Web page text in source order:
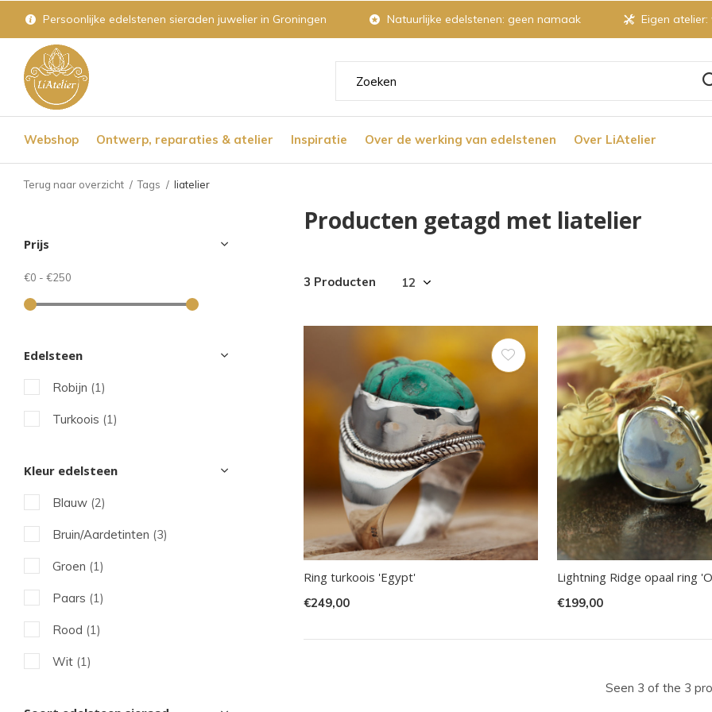
Webshop Ontwerp, reparaties & atelier Inspiratie Over de werking van edelstenen Over LiAtelier
Persoonlijke edelstenen sieraden juwelier in Groningen Natuurlijke edelstenen: geen namaak Eigen
de
neer
selecteren.
Druk
op
Enter
om
naar
het
geselecteerde
zoekresultaat
te
gaan.
u
Terug naar overzicht Tags liatelier
Producten getagd met liatelier
3 Producten
Ring turkoois 'Egypt'
€249,00
Lightning Ridge opaal ring
€199,00
Seen 3 of the 3
Prijs
€0 - €250
Edelsteen
Robijn (1)
Turkoois (1)
Kleur edelsteen
Blauw (2)
Bruin/Aardetinten (3)
Groen (1)
Paars (1)
Rood (1)
Wit (1)